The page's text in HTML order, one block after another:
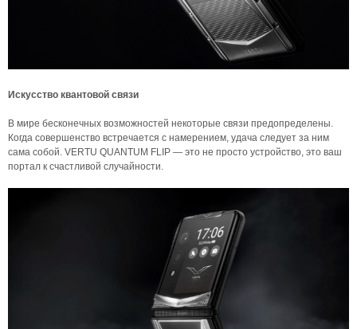
Искусство квантовой связи
В мире бесконечных возможностей некоторые связи предопределены.
Когда совершенство встречается с намерением, удача следует за ним
сама собой. VERTU QUANTUM FLIP — это не просто устройство, это ваш
портал к счастливой случайности.